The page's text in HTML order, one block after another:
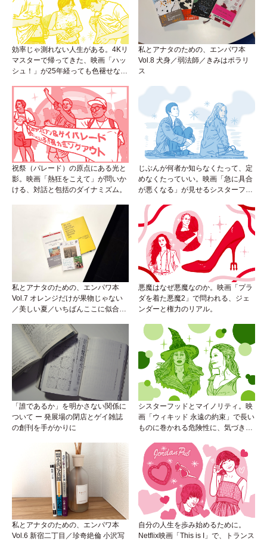
効率じゃ測れない人生がある。4Kリ
マスターで帰ってきた、映画「ハッ
シュ！」が25年経っても色褪せない
私とアナタのための、エンパワ本
Vol.8 犬身／弱法師／きみはポラリ
ス
祝祭（パレード）の原点にある光と
影。映画「熱狂をこえて」が問いか
ける、対話と包括のダイナミズム。
じぶんが何者か知らなくたって、定
めなくたっていい。映画「急に具合
が悪くなる」が見せるシスターフッ
私とアナタのための、エンパワ本
Vol.7 オレンジだけが果物じゃない
／美しい夏／いちばんここに似合う
悪魔はなぜ悪魔なのか。映画「プラ
ダを着た悪魔2」で問われる、ジェ
ンダーと権力のリアル。
「誰であるか」を明かさない関係に
ついて ー 発展場の閉店とゲイ雑誌
の創刊を手がかりに
シスターフッドとマイノリティ。映
画「ウィキッド 永遠の約束」で長い
ものに巻かれる危険性に、気づき
私とアナタのための、エンパワ本
Vol.6 新宿二丁目／珍奇絶倫 小沢写
自分の人生を歩み始めるために。
Netflix映画「This is I」で、トランス